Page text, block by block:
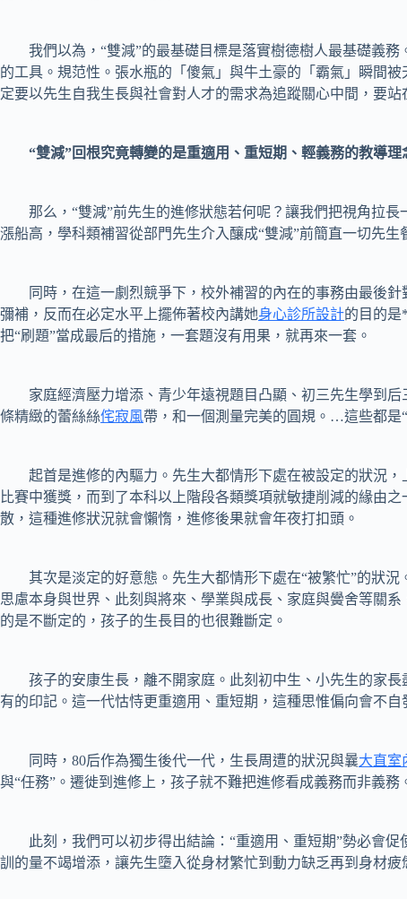
我們以為，“雙減”的最基礎目標是落實樹德樹人最基礎義務
的工具。規范性。張水瓶的「傻氣」與牛土豪的「霸氣」瞬間
定要以先生自我生長與社會對人才的需求為追蹤關心中間，要
“雙減”回根究竟轉變的是重適用、重短期、輕義務的教導理
那么，“雙減”前先生的進修狀態若何呢？讓我們把視角拉長
漲船高，學科類補習從部門先生介入釀成“雙減”前簡直一切先
同時，在這一劇烈競爭下，校外補習的內在的事務由最後針
彌補，反而在必定水平上擺佈著校內講她身心診所設計的目的是
把“刷題”當成最后的措施，一套題沒有用果，就再來一套。
家庭經濟壓力增添、青少年遠視題目凸顯、初三先生學到后
條精緻的蕾絲絲侘寂風帶，和一個測量完美的圓規。…這些都是
起首是進修的內驅力。先生大都情形下處在被設定的狀況，
比賽中獲獎，而到了本科以上階段各類獎項就敏捷削減的緣由
散，這種進修狀況就會懶惰，進修後果就會年夜打扣頭。
其次是淡定的好意態。先生大都情形下處在“被繁忙”的狀況
思慮本身與世界、此刻與將來、學業與成長、家庭與黌舍等關
的是不斷定的，孩子的生長目的也很難斷定。
孩子的安康生長，離不開家庭。此刻初中生、小先生的家長
有的印記。這一代怙恃更重適用、重短期，這種思惟偏向會不
同時，80后作為獨生後代一代，生長周遭的狀況與曩大直室
與“任務”。遷徙到進修上，孩子就不難把進修看成義務而非義
此刻，我們可以初步得出結論：“重適用、重短期”勢必會促
訓的量不竭增添，讓先生墮入從身材繁忙到動力缺乏再到身材疲